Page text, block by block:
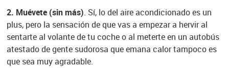
2. Muévete (sin más). Sí, lo del aire acondicionado es un
plus, pero la sensación de que vas a empezar a hervir al
sentarte al volante de tu coche o al meterte en un autobús
atestado de gente sudorosa que emana calor tampoco es
que sea muy agradable.